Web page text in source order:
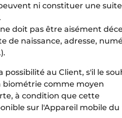
ni constituer une
doit pas être aisément
de naissance, adresse,
possibilité au Client, s'il le
biométrie comme moyen
à condition que cette
sur l'Appareil mobile du